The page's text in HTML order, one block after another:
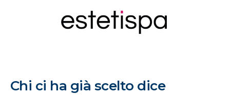
Chi ci ha già scelto dice